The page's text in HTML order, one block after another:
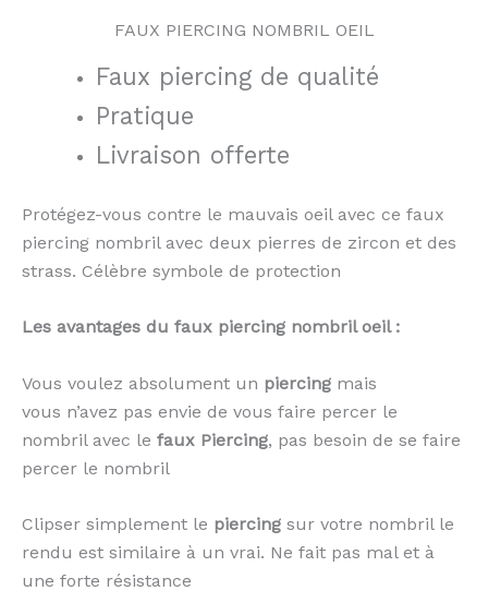
FAUX PIERCING NOMBRIL OEIL
Faux piercing de qualité
Pratique
Livraison offerte
Protégez-vous contre le mauvais oeil avec ce faux
piercing nombril avec deux pierres de zircon et des
strass. Célèbre symbole de protection
Les avantages du faux piercing nombril oeil :
Vous voulez absolument un piercing mais
vous n’avez pas envie de vous faire percer le
nombril avec le faux Piercing, pas besoin de se faire
percer le nombril
Clipser simplement le piercing sur votre nombril le
rendu est similaire à un vrai. Ne fait pas mal et à
une forte résistance